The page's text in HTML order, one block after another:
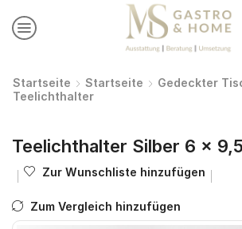
Startseite Startseite
Gedeckter
Teelichthalter
Teelichthalter Silber 6 x
Zur Wunschliste hinzufügen
Zum Vergleich hinzufügen